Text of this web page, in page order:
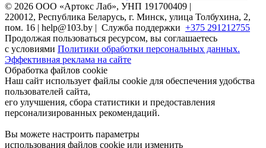
© 2026 ООО «Артокс Лаб», УНП 191700409 |
220012, Республика Беларусь, г. Минск, улица Толбухина, 2,
пом. 16 | help@103.by | Служба поддержки +375 291212755
Продолжая пользоваться ресурсом, вы соглашаетесь
с условиями Политики обработки персональных данных.
Эффективная реклама на сайте
Обработка файлов cookie
Наш сайт использует файлы cookie для обеспечения удобства
пользователей сайта,
его улучшения, сбора статистики и предоставления
персонализированных рекомендаций.
Вы можете настроить параметры
использования файлов cookie или изменить